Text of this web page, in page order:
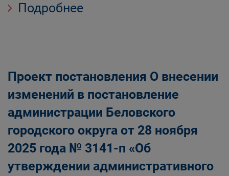
Подробнее
Проект постановления О внесении
изменений в постановление
администрации Беловского
городского округа от 28 ноября
2025 года № 3141-п «Об
утверждении административного